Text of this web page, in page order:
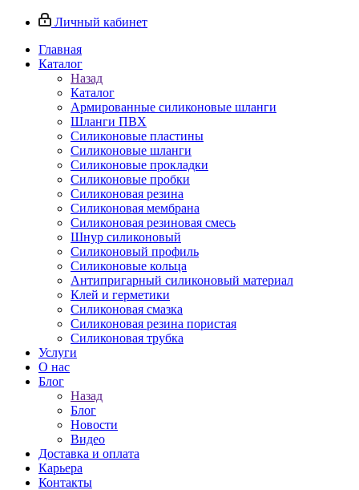
Личный кабинет
Главная
Каталог
Назад
Каталог
Армированные силиконовые шланги
Шланги ПВХ
Силиконовые пластины
Силиконовые шланги
Силиконовые прокладки
Силиконовые пробки
Силиконовая резина
Силиконовая мембрана
Силиконовая резиновая смесь
Шнур силиконовый
Силиконовый профиль
Силиконовые кольца
Антипригарный силиконовый материал
Клей и герметики
Силиконовая смазка
Силиконовая резина пористая
Силиконовая трубка
Услуги
О нас
Блог
Назад
Блог
Новости
Видео
Доставка и оплата
Карьера
Контакты